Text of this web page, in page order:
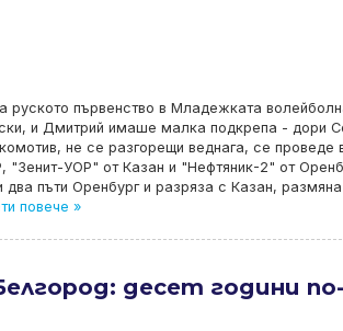
руското първенство в Младежката
и Дмитрий имаше малка подкрепа - дори
не се разгорещи веднага, се проведе
УОР" от Казан и "Нефтяник-2" от
два пъти Оренбург и разряза с Казан,
повече »
десет години по-